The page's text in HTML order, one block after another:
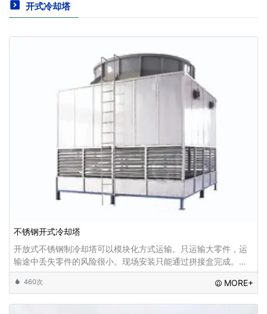
开式冷却塔
不锈钢开式冷却塔
开放式不锈钢制冷却塔可以模块化方式运输。只运输大零件，运
输途中丢失零件的风险很小。现场安装只能通过拼接盒完成。本
发明结构稳定，内部环境好，运行平稳，效果好，性能优良。钢
制 460次 MORE+